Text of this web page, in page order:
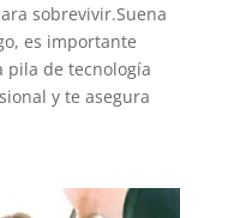
sobrevivir.Suena
es importante
pila de tecnología
y te asegura